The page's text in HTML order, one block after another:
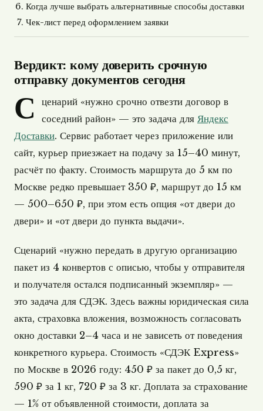
Когда лучше выбрать альтернативные способы доставки
Чек-лист перед оформлением заявки
Вердикт: кому доверить срочную
отправку документов сегодня
С
ценарий «нужно срочно отвезти договор в
соседний район» — это задача для Яндекс
Доставки. Сервис работает через приложение или
сайт, курьер приезжает на подачу за 15–40 минут,
расчёт по факту. Стоимость маршрута до 5 км по
Москве редко превышает 350 ₽, маршрут до 15 км
— 500–650 ₽, при этом есть опция «от двери до
двери» и «от двери до пункта выдачи».
Сценарий «нужно передать в другую организацию
пакет из 4 конвертов с описью, чтобы у отправителя
и получателя остался подписанный экземпляр» —
это задача для СДЭК. Здесь важны юридическая сила
акта, страховка вложения, возможность согласовать
окно доставки 2–4 часа и не зависеть от поведения
конкретного курьера. Стоимость «СДЭК Express»
по Москве в 2026 году: 450 ₽ за пакет до 0,5 кг,
590 ₽ за 1 кг, 720 ₽ за 3 кг. Доплата за страхование
— 1% от объявленной стоимости, доплата за